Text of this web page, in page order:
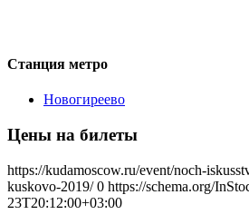
Станция метро
Новогиреево
Цены на билеты
https://kudamoscow.ru/event/noch-
kuskovo-2019/ 0 https://schema.org/
23T20:12:00+03:00